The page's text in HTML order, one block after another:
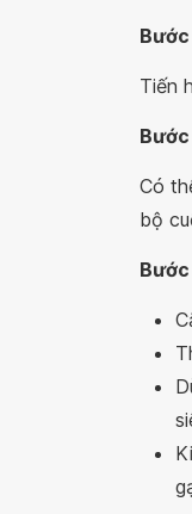
Tiến
Có
bộ